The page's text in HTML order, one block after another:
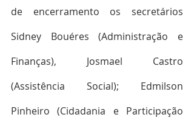
de encerramento os secretários
Sidney Bouéres (Administração e
Finanças), Josmael Castro
(Assistência Social); Edmilson
Pinheiro (Cidadania e Participação